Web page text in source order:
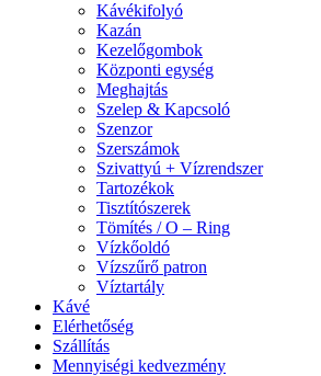
Kávékifolyó
Kazán
Kezelőgombok
Központi egység
Meghajtás
Szelep & Kapcsoló
Szenzor
Szerszámok
Szivattyú + Vízrendszer
Tartozékok
Tisztítószerek
Tömítés / O – Ring
Vízkőoldó
Vízszűrő patron
Víztartály
Kávé
Elérhetőség
Szállítás
Mennyiségi kedvezmény